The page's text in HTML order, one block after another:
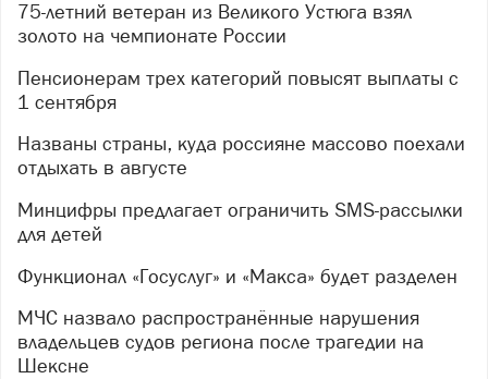
75-летний ветеран из Великого Устюга взял
золото на чемпионате России
Пенсионерам трех категорий повысят выплаты с
1 сентября
Названы страны, куда россияне массово поехали
отдыхать в августе
Минцифры предлагает ограничить SMS-рассылки
для детей
Функционал «Госуслуг» и «Макса» будет разделен
МЧС назвало распространённые нарушения
владельцев судов региона после трагедии на
Шексне